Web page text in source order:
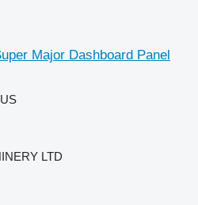
Major Dashboard Panel
LTD